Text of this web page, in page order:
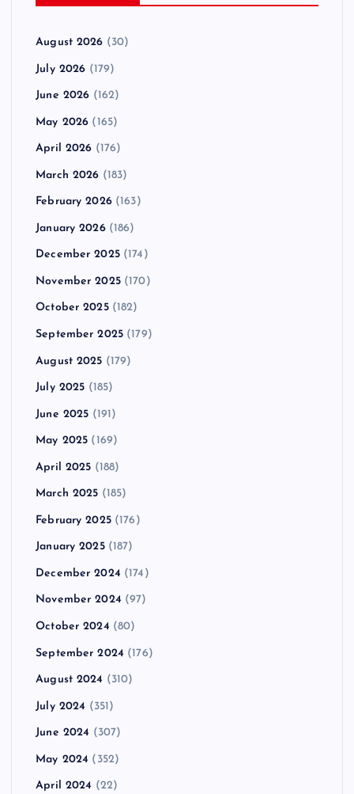
August 2026 (30)
July 2026 (179)
June 2026 (162)
May 2026 (165)
April 2026 (176)
March 2026 (183)
February 2026(163)
January 2026(186)
December 2025(174)
November 2025(170)
October 2025(182)
September 2025 (179)
August 2025 (179)
July 2025 (185)
June 2025 (191)
May 2025 (169)
April 2025 (188)
March 2025 (185)
February 2025(176)
January 2025(187)
December 2024 (174)
November 2024 (97)
October 2024 (80)
September 2024 (176)
August 2024 (310)
July 2024 (351)
June 2024 (307)
May 2024 (352)
April 2024 (22)